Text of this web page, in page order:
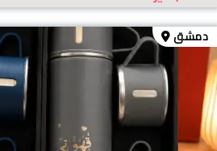
دمشق